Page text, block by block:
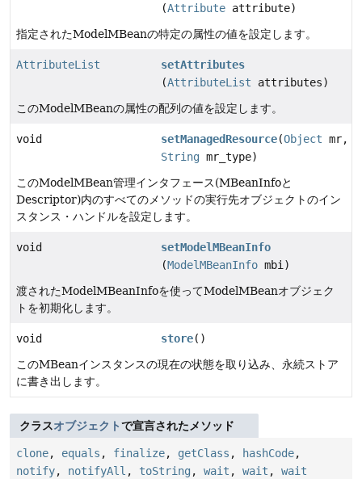
(Attribute attribute)
指定されたModelMBeanの特定の属性の値を設定します。
AttributeList
setAttributes
(AttributeList attributes)
このModelMBeanの属性の配列の値を設定します。
void setManagedResource(Object mr,
String mr_type)
このModelMBean管理インタフェース(MBeanInfoと
Descriptor)内のすべてのメソッドの実行先オブジェクトのイン
スタンス・ハンドルを設定します。
void
setModelMBeanInfo
(ModelMBeanInfo mbi)
渡されたModelMBeanInfoを使ってModelMBeanオブジェク
トを初期化します。
void store()
このMBeanインスタンスの現在の状態を取り込み、永続ストア
に書き出します。
クラスオブジェクトで宣言されたメソッド
clone, equals , finalize, getClass , hashCode,
notify, notifyAll , toString , wait , wait , wait